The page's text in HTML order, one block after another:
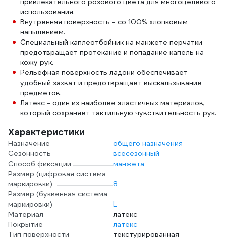
использования.
Внутренняя поверхность - со 100% хлопковым
напылением.
Специальный каплеотбойник на манжете перчатки
предотвращает протекание и попадание капель на
кожу рук.
Рельефная поверхность ладони обеспечивает
удобный захват и предотвращает выскальзывание
предметов.
Латекс - один из наиболее эластичных материалов,
который сохраняет тактильную чувствительность рук.
Характеристики
Назначение
общего назначения
Сезонность
всесезонный
Способ фиксации
манжета
Размер (цифровая система
маркировки)
8
Размер (буквенная система
маркировки)
L
Материал
латекс
Покрытие
латекс
Тип поверхности
текстурированная